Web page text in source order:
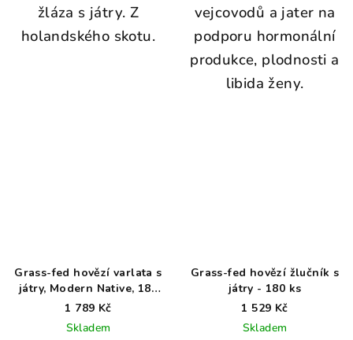
žláza s játry. Z
holandského skotu.
vejcovodů a jater na
podporu hormonální
produkce, plodnosti a
libida ženy.
Grass-fed hovězí varlata s
játry, Modern Native, 180
ks
1 789 Kč
Skladem
Grass-fed hovězí žlučník s
játry - 180 ks
1 529 Kč
Skladem